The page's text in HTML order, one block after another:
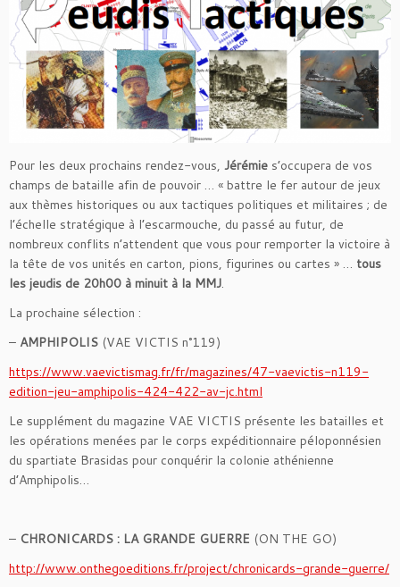
Pour les deux prochains rendez-vous, Jérémie s’occupera de vos
champs de bataille afin de pouvoir … « battre le fer autour de jeux
aux thèmes historiques ou aux tactiques politiques et militaires ; de
l’échelle stratégique à l’escarmouche, du passé au futur, de
nombreux conflits n’attendent que vous pour remporter la victoire à
la tête de vos unités en carton, pions, figurines ou cartes » … tous
les jeudis de 20h00 à minuit à la MMJ.
La prochaine sélection :
– AMPHIPOLIS (VAE VICTIS n°119)
https://www.vaevictismag.fr/fr/magazines/47-vaevictis-n119-
edition-jeu-amphipolis-424-422-av-jc.html
Le supplément du magazine VAE VICTIS présente les batailles et
les opérations menées par le corps expéditionnaire péloponnésien
du spartiate Brasidas pour conquérir la colonie athénienne
d’Amphipolis…
– CHRONICARDS : LA GRANDE GUERRE (ON THE GO)
http://www.onthegoeditions.fr/project/chronicards-grande-guerre/